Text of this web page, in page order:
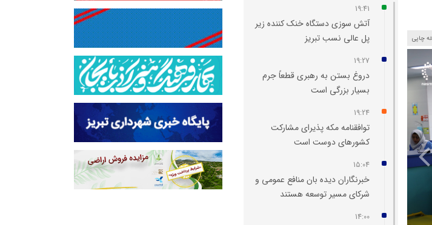
چاپی
19:41
آتش‌ سوزی دستگاه خنک‌ کننده زیر
پل عالی‌ نسب تبریز
19:27
دروغ بستن به رهبری قطعاً جرم
بسیار بزرگی است
19:24
توافقنامه مکه پذیرای مشارکت
کشورهای دوست است
15:04
خبرنگاران دیده‌ بان منافع عمومی و
شرکای مسیر توسعه هستند
14:00